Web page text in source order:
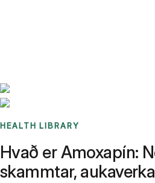
HEALTH LIBRARY
Hvað er Amoxapín:
skammtar,